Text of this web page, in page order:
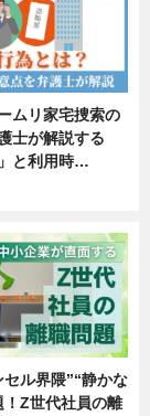
ムリ家宅捜索の
士が解説する
と利用時…
セル界隈”“静かな
！Z世代社員の離